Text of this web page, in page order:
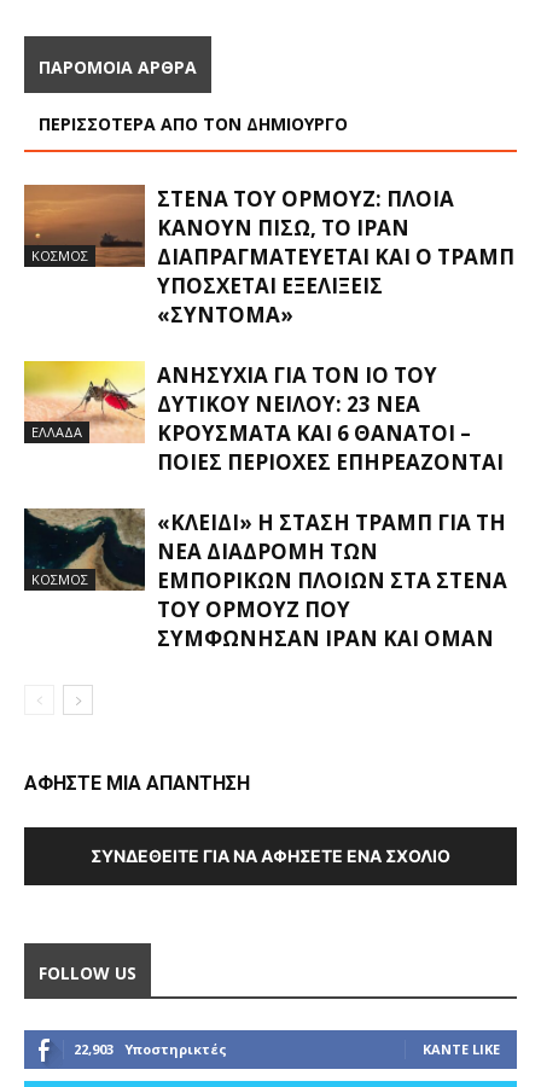
ΠΑΡΟΜΟΙΑ ΑΡΘΡΑ
ΠΕΡΙΣΣΟΤΕΡΑ ΑΠΟ ΤΟΝ ΔΗΜΙΟΥΡΓΟ
ΚΟΣΜΟΣ
ΣΤΕΝΆ ΤΟΥ ΟΡΜΟΎΖ: ΠΛΟΊΑ
ΚΆΝΟΥΝ ΠΊΣΩ, ΤΟ ΙΡΆΝ
ΔΙΑΠΡΑΓΜΑΤΕΎΕΤΑΙ ΚΑΙ Ο ΤΡΑΜΠ
ΥΠΌΣΧΕΤΑΙ ΕΞΕΛΊΞΕΙΣ
«ΣΎΝΤΟΜΑ»
ΕΛΛΑΔΑ
ΑΝΗΣΥΧΊΑ ΓΙΑ ΤΟΝ ΙΌ ΤΟΥ
ΔΥΤΙΚΟΎ ΝΕΊΛΟΥ: 23 ΝΈΑ
ΚΡΟΎΣΜΑΤΑ ΚΑΙ 6 ΘΆΝΑΤΟΙ –
ΠΟΙΕΣ ΠΕΡΙΟΧΈΣ ΕΠΗΡΕΆΖΟΝΤΑΙ
ΚΟΣΜΟΣ
«ΚΛΕΙΔΊ» Η ΣΤΆΣΗ ΤΡΑΜΠ ΓΙΑ ΤΗ
ΝΈΑ ΔΙΑΔΡΟΜΉ ΤΩΝ
ΕΜΠΟΡΙΚΏΝ ΠΛΟΊΩΝ ΣΤΑ ΣΤΕΝΆ
ΤΟΥ ΟΡΜΟΎΖ ΠΟΥ
ΣΥΜΦΏΝΗΣΑΝ ΙΡΆΝ ΚΑΙ ΟΜΆΝ
ΑΦΗΣΤΕ ΜΙΑ ΑΠΑΝΤΗΣΗ
ΣΥΝΔΕΘΕΊΤΕ ΓΙΑ ΝΑ ΑΦΉΣΕΤΕ ΈΝΑ ΣΧΌΛΙΟ
FOLLOW US
22,903 Υποστηρικτές ΚΆΝΤΕ LIKE